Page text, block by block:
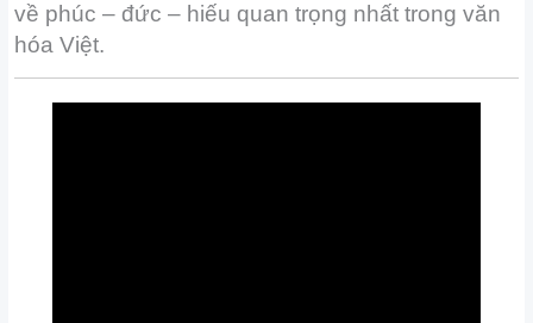
về phúc – đức – hiếu quan trọng nhất trong văn
hóa Việt.